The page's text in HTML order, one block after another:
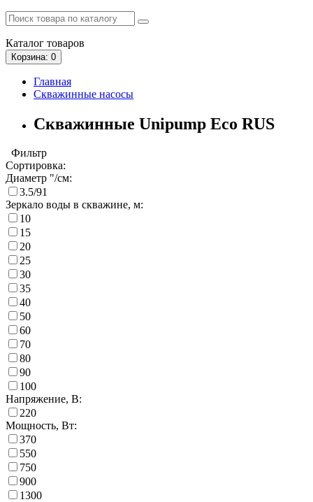
Каталог товаров
Корзина: 0
Главная
Скважинные насосы
Скважинные Unipump Еco RUS
Фильтр
Сортировка:
Диаметр "/см:
3.5/91
Зеркало воды в скважине, м:
10
15
20
25
30
35
40
50
60
70
80
90
100
Напряжение, В:
220
Мощность, Вт:
370
550
750
900
1300